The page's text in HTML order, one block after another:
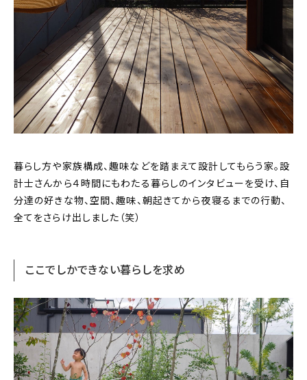
暮らし方や家族構成、趣味などを踏まえて設計してもらう家。設
計士さんから４時間にもわたる暮らしのインタビューを受け、自
分達の好きな物、空間、趣味、朝起きてから夜寝るまでの行動、
全てをさらけ出しました（笑）
ここでしかできない暮らしを求め